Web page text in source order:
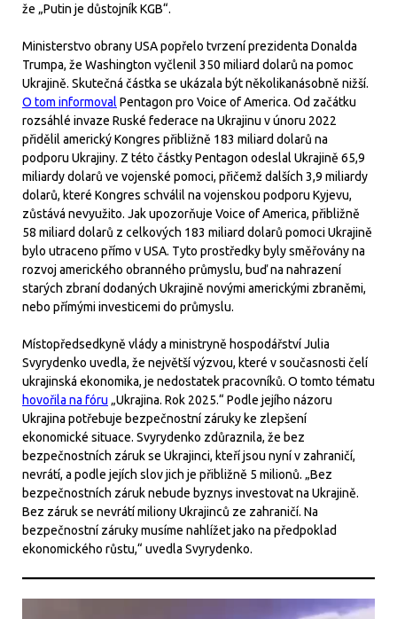
že „Putin je důstojník KGB“.
Ministerstvo obrany USA popřelo tvrzení prezidenta Donalda
Trumpa, že Washington vyčlenil 350 miliard dolarů na pomoc
Ukrajině. Skutečná částka se ukázala být několikanásobně nižší.
O tom informoval Pentagon pro Voice of America. Od začátku
rozsáhlé invaze Ruské federace na Ukrajinu v únoru 2022
přidělil americký Kongres přibližně 183 miliard dolarů na
podporu Ukrajiny. Z této částky Pentagon odeslal Ukrajině 65,9
miliardy dolarů ve vojenské pomoci, přičemž dalších 3,9 miliardy
dolarů, které Kongres schválil na vojenskou podporu Kyjevu,
zůstává nevyužito. Jak upozorňuje Voice of America, přibližně
58 miliard dolarů z celkových 183 miliard dolarů pomoci Ukrajině
bylo utraceno přímo v USA. Tyto prostředky byly směřovány na
rozvoj amerického obranného průmyslu, buď na nahrazení
starých zbraní dodaných Ukrajině novými americkými zbraněmi,
nebo přímými investicemi do průmyslu.
Místopředsedkyně vlády a ministryně hospodářství Julia
Svyrydenko uvedla, že největší výzvou, které v současnosti čelí
ukrajinská ekonomika, je nedostatek pracovníků. O tomto tématu
hovořila na fóru „Ukrajina. Rok 2025.“ Podle jejího názoru
Ukrajina potřebuje bezpečnostní záruky ke zlepšení
ekonomické situace. Svyrydenko zdůraznila, že bez
bezpečnostních záruk se Ukrajinci, kteří jsou nyní v zahraničí,
nevrátí, a podle jejích slov jich je přibližně 5 milionů. „Bez
bezpečnostních záruk nebude byznys investovat na Ukrajině.
Bez záruk se nevrátí miliony Ukrajinců ze zahraničí. Na
bezpečnostní záruky musíme nahlížet jako na předpoklad
ekonomického růstu,“ uvedla Svyrydenko.